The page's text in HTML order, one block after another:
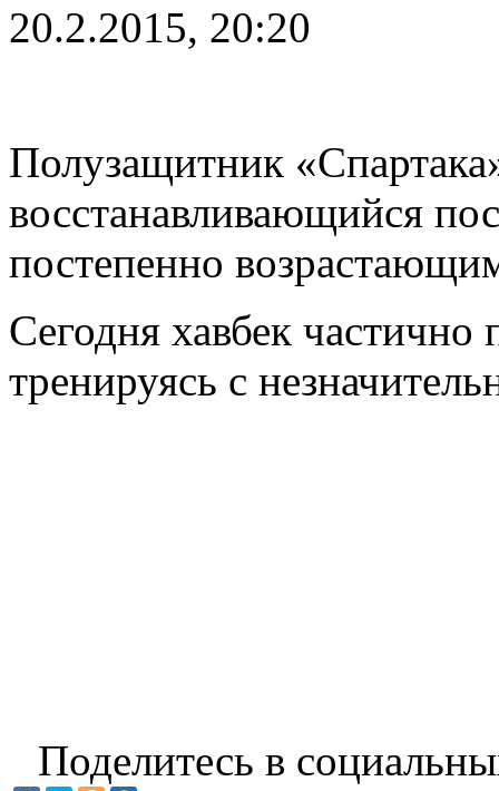
20.2.2015, 20:20
Полузащитник
восстанавливающийся
постепенно
Сегодня хавбек
тренируясь с
Поделитесь в